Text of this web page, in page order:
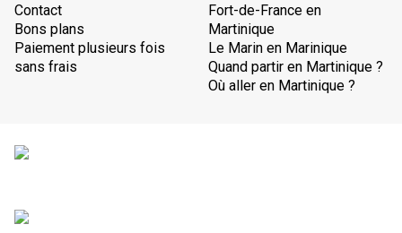
Contact
Bons plans
Paiement plusieurs fois
sans frais
Fort-de-France en
Martinique
Le Marin en Marinique
Quand partir en Martinique ?
Où aller en Martinique ?